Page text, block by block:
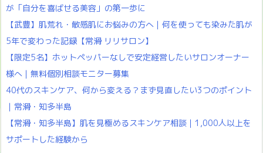
が「自分を喜ばせる美容」の第一歩に
【武豊】肌荒れ・敏感肌にお悩みの方へ｜何を使っても染みた肌が
5年で変わった記録【常滑 リリサロン】
【限定5名】ホットペッパーなしで安定経営したいサロンオーナー
様へ｜無料個別相談モニター募集
40代のスキンケア、何から変える？まず見直したい3つのポイント
｜常滑・知多半島
【常滑・知多半島】肌を見極めるスキンケア相談｜1,000人以上を
サポートした経験から